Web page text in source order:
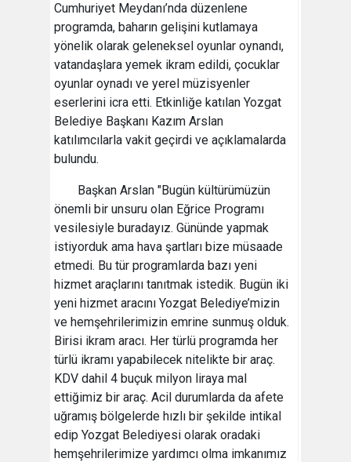
Cumhuriyet Meydanı’nda düzenlene
programda, baharın gelişini kutlamaya
yönelik olarak geleneksel oyunlar oynandı,
vatandaşlara yemek ikram edildi, çocuklar
oyunlar oynadı ve yerel müzisyenler
eserlerini icra etti. Etkinliğe katılan Yozgat
Belediye Başkanı Kazım Arslan
katılımcılarla vakit geçirdi ve açıklamalarda
bulundu.
Başkan Arslan "Bugün kültürümüzün
önemli bir unsuru olan Eğrice Programı
vesilesiyle buradayız. Gününde yapmak
istiyorduk ama hava şartları bize müsaade
etmedi. Bu tür programlarda bazı yeni
hizmet araçlarını tanıtmak istedik. Bugün iki
yeni hizmet aracını Yozgat Belediye’mizin
ve hemşehrilerimizin emrine sunmuş olduk.
Birisi ikram aracı. Her türlü programda her
türlü ikramı yapabilecek nitelikte bir araç.
KDV dahil 4 buçuk milyon liraya mal
ettiğimiz bir araç. Acil durumlarda da afete
uğramış bölgelerde hızlı bir şekilde intikal
edip Yozgat Belediyesi olarak oradaki
hemşehrilerimize yardımcı olma imkanımız